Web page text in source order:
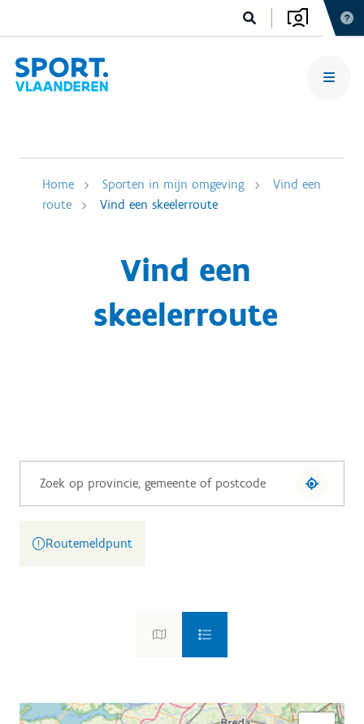
Home Sporten in mijn omgeving
Vind een
route
Vind een skeelerroute
Vind een
skeelerroute
Routemeldpunt